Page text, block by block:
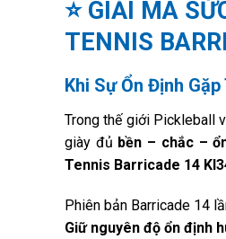
⭐ GIẢI MÃ
TENNIS
Khi Sự Ổn Định
Trong thế giới Pickleball
giày đủ bền – chắc –
Tennis Barricade 14
Phiên bản Barricade 14
Giữ nguyên độ ổn định